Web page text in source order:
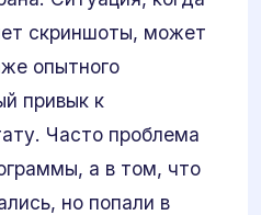
скриншоты, может
опытного
привык к
Часто проблема
а в том, что
но попали в